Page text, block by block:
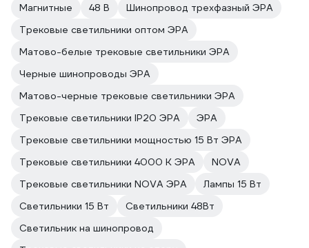
Магнитные
48 В
Шинопровод трехфазный ЭРА
Трековые светильники оптом ЭРА
Матово-белые трековые светильники ЭРА
Черные шинопроводы ЭРА
Матово-черные трековые светильники ЭРА
Трековые светильники IP20 ЭРА
ЭРА
Трековые светильники мощностью 15 Вт ЭРА
Трековые светильники 4000 К ЭРА
NOVA
Трековые светильники NOVA ЭРА
Лампы 15 Вт
Светильники 15 Вт
Светильники 48Вт
Светильник на шинопровод